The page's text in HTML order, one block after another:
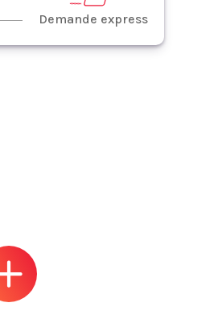
Demande express